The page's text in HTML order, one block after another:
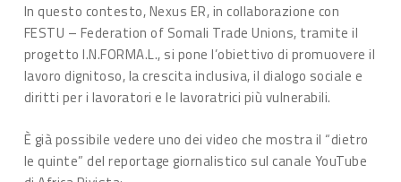
In questo contesto, Nexus ER, in collaborazione con
FESTU – Federation of Somali Trade Unions, tramite il
progetto I.N.FORMA.L., si pone l’obiettivo di promuovere il
lavoro dignitoso, la crescita inclusiva, il dialogo sociale e
diritti per i lavoratori e le lavoratrici più vulnerabili.
È già possibile vedere uno dei video che mostra il “dietro
le quinte” del reportage giornalistico sul canale YouTube